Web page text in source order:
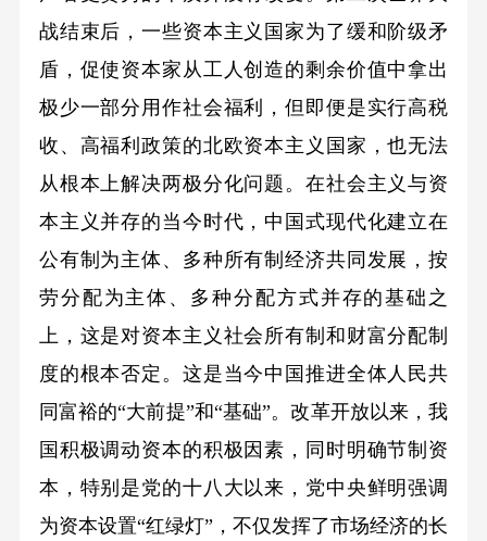
战结束后，一些资本主义国家为了缓和阶级矛
盾，促使资本家从工人创造的剩余价值中拿出
极少一部分用作社会福利，但即便是实行高税
收、高福利政策的北欧资本主义国家，也无法
从根本上解决两极分化问题。在社会主义与资
本主义并存的当今时代，中国式现代化建立在
公有制为主体、多种所有制经济共同发展，按
劳分配为主体、多种分配方式并存的基础之
上，这是对资本主义社会所有制和财富分配制
度的根本否定。这是当今中国推进全体人民共
同富裕的“大前提”和“基础”。改革开放以来，我
国积极调动资本的积极因素，同时明确节制资
本，特别是党的十八大以来，党中央鲜明强调
为资本设置“红绿灯”，不仅发挥了市场经济的长